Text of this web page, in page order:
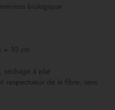
biologique
= 10 cm
séchage à plat
respectueux de la fibre, sans